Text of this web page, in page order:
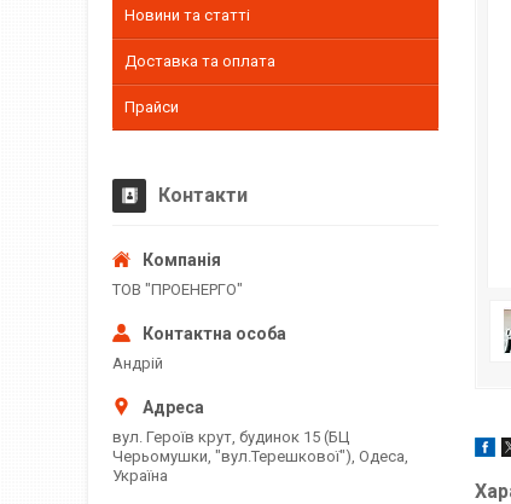
Новини та статті
Доставка та оплата
Прайси
Контакти
ТОВ "ПРОЕНЕРГО"
Андрій
вул. Героїв крут, будинок 15 (БЦ
Черьомушки, "вул.Терешкової"), Одеса,
Україна